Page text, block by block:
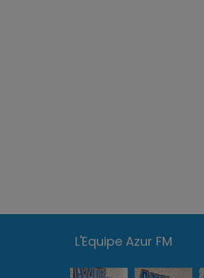
L'Equipe Azur FM